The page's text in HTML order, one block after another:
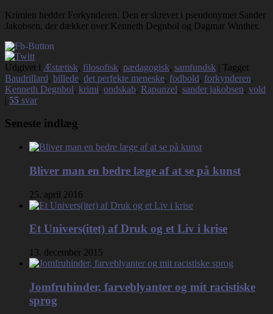
Krimien hedder Forkynderen. Den er skrevet i pseudonymet Sander
Jakobsen, der dækker over Kenneth Degnbol og Dagmar Winther.
Udgivet i Æstætisk, filosofisk, pædagogisk, samfundsk | Tagget
Baudrillard, billede, det perfekte meneske, fodbold, forkynderen,
Kenneth Degnbol, krimi, ondskab, Rapunzel, sander jakobsen, vold
| 55 svar
Seneste indlæg
Bliver man en bedre læge af at se på kunst
25. april 2016
Et Univers(itet) af Druk og et Liv i krise
13. december 2015
Jomfruhinder, farveblyanter og mit racistiske
sprog